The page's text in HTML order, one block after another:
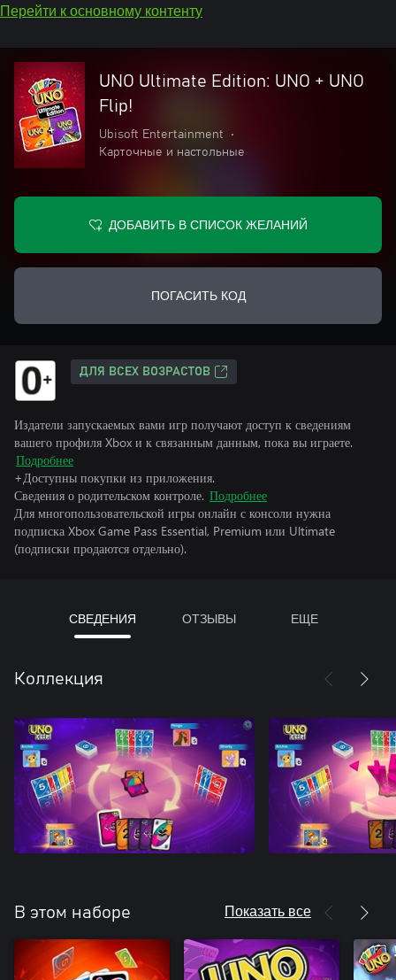
Перейти к основному контенту
UNO Ultimate Edition: UNO + UNO
Flip!
Ubisoft Entertainment
•
Карточные и настольные
ДОБАВИТЬ В СПИСОК ЖЕЛАНИЙ
ПОГАСИТЬ КОД
ДЛЯ ВСЕХ ВОЗРАСТОВ
Издатели запускаемых вами игр получают доступ к сведениям
вашего профиля Xbox и к связанным данным, пока вы играете.
Подробнее
+Доступны покупки из приложения.
Сведения о родительском контроле. Подробнее
Для многопользовательской игры онлайн с консоли нужна
подписка Xbox Game Pass Essential, Premium или Ultimate
(подписки продаются отдельно).
СВЕДЕНИЯ ОТЗЫВЫ ЕЩЕ
Коллекция
В этом наборе Показать все